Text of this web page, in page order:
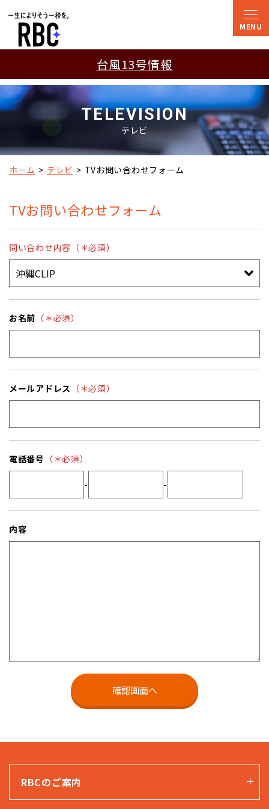
台風13号情報
TELEVISION
テレビ
ホーム テレビ TVお問い合わせフォーム
TVお問い合わせフォーム
問い合わせ内容（＊必須）
お名前 （＊必須）
メールアドレス （＊必須）
電話番号 （＊必須）
- -
内容
RBCのご案内